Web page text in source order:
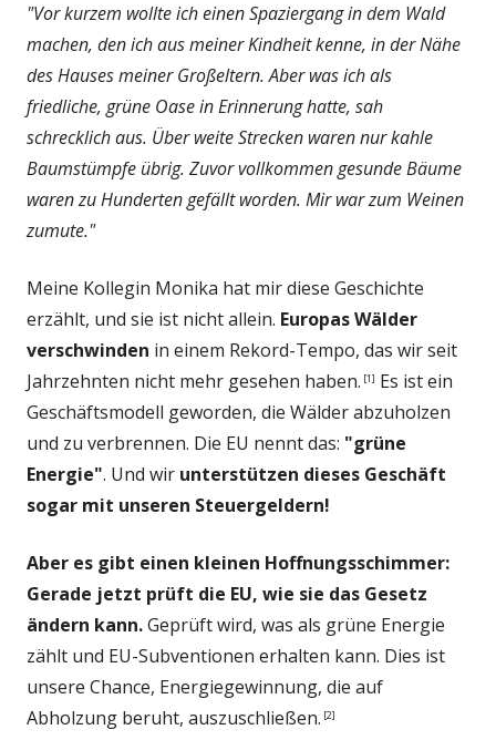
"Vor kurzem wollte ich einen Spaziergang in dem Wald
machen, den ich aus meiner Kindheit kenne, in der Nähe
des Hauses meiner Großeltern. Aber was ich als
friedliche, grüne Oase in Erinnerung hatte, sah
schrecklich aus. Über weite Strecken waren nur kahle
Baumstümpfe übrig. Zuvor vollkommen gesunde Bäume
waren zu Hunderten gefällt worden. Mir war zum Weinen
zumute."
Meine Kollegin Monika hat mir diese Geschichte
erzählt, und sie ist nicht allein. Europas Wälder
verschwinden in einem Rekord-Tempo, das wir seit
Jahrzehnten nicht mehr gesehen haben. [1] Es ist ein
Geschäftsmodell geworden, die Wälder abzuholzen
und zu verbrennen. Die EU nennt das: "grüne
Energie". Und wir unterstützen dieses Geschäft
sogar mit unseren Steuergeldern!
Aber es gibt einen kleinen Hoffnungsschimmer:
Gerade jetzt prüft die EU, wie sie das Gesetz
ändern kann.Geprüft wird, was als grüne Energie
zählt und EU-Subventionen erhalten kann. Dies ist
unsere Chance, Energiegewinnung, die auf
Abholzung beruht, auszuschließen. [2]